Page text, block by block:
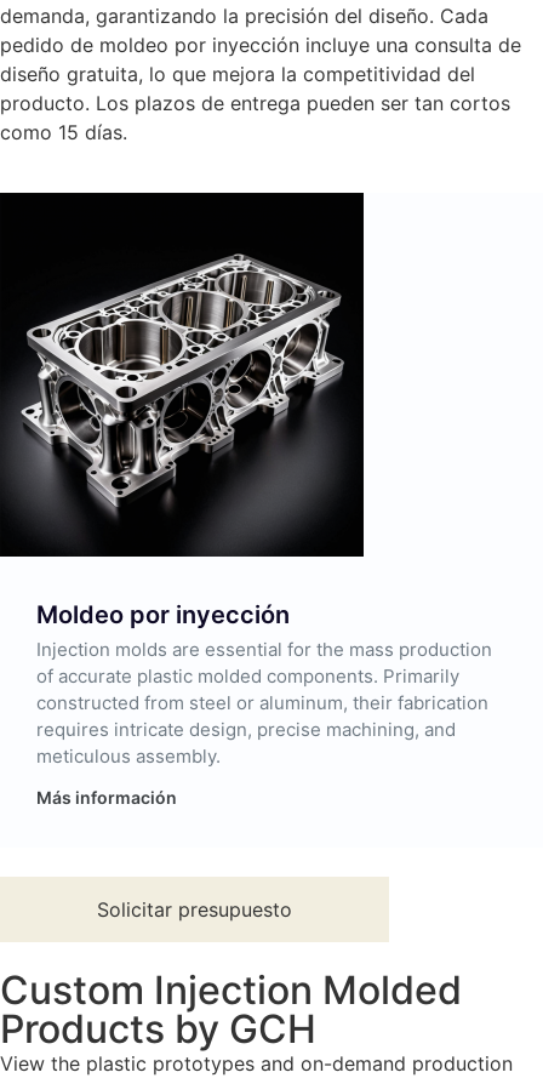
demanda, garantizando la precisión del diseño. Cada
pedido de moldeo por inyección incluye una consulta de
diseño gratuita, lo que mejora la competitividad del
producto. Los plazos de entrega pueden ser tan cortos
como 15 días.
Moldeo por inyección
Injection molds are essential for the mass production
of accurate plastic molded components. Primarily
constructed from steel or aluminum, their fabrication
requires intricate design, precise machining, and
meticulous assembly.
Más información
Solicitar presupuesto
Custom Injection Molded
Products by GCH
View the plastic prototypes and on-demand production